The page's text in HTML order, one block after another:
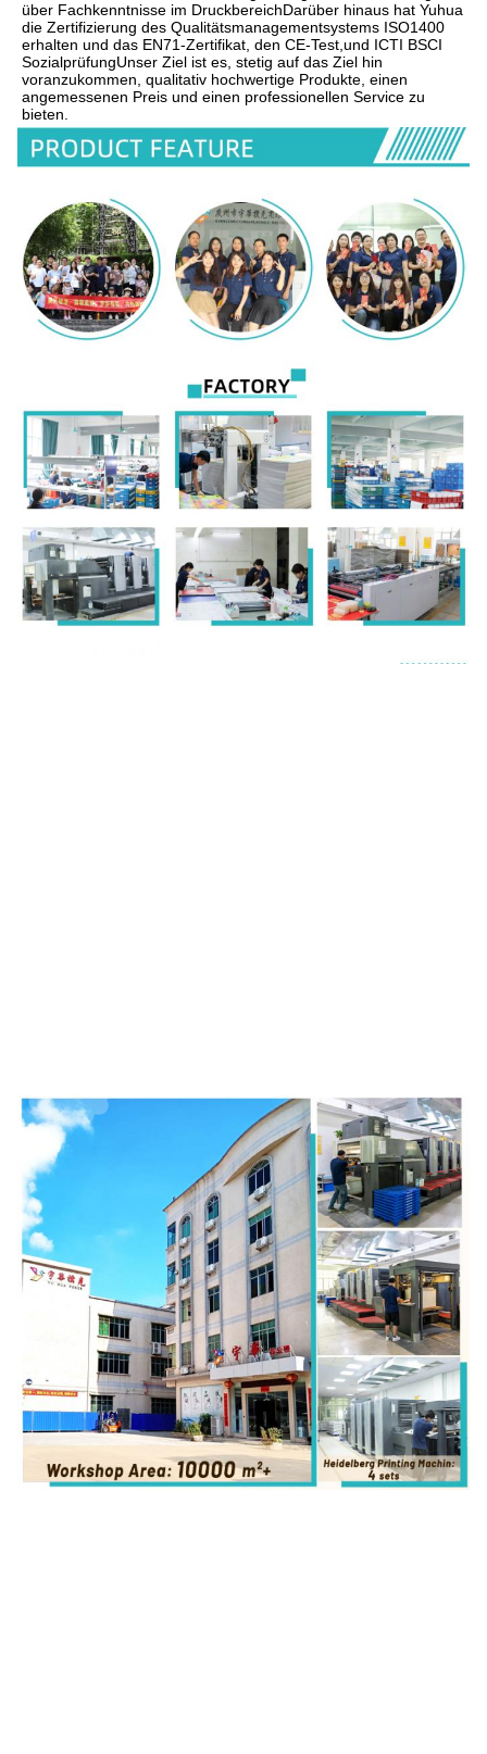
über Fachkenntnisse im DruckbereichDarüber hinaus hat Yuhua
die Zertifizierung des Qualitätsmanagementsystems ISO1400
erhalten und das EN71-Zertifikat, den CE-Test,und ICTI BSCI
SozialprüfungUnser Ziel ist es, stetig auf das Ziel hin
voranzukommen, qualitativ hochwertige Produkte, einen
angemessenen Preis und einen professionellen Service zu
bieten.